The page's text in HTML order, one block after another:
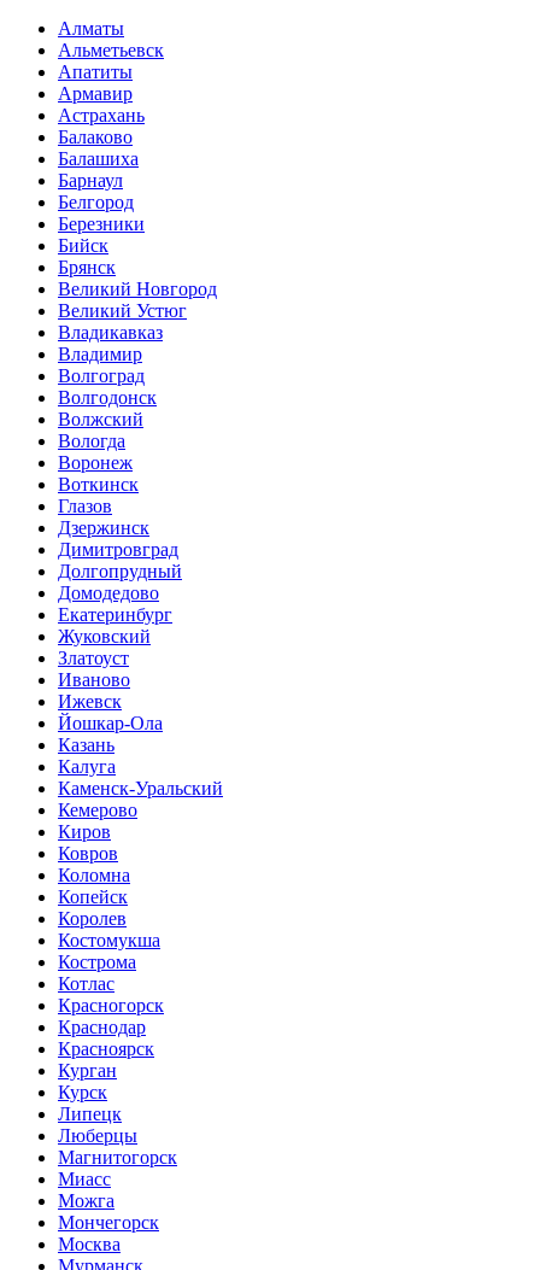
Алматы
Альметьевск
Апатиты
Армавир
Астрахань
Балаково
Балашиха
Барнаул
Белгород
Березники
Бийск
Брянск
Великий Новгород
Великий Устюг
Владикавказ
Владимир
Волгоград
Волгодонск
Волжский
Вологда
Воронеж
Воткинск
Глазов
Дзержинск
Димитровград
Долгопрудный
Домодедово
Екатеринбург
Жуковский
Златоуст
Иваново
Ижевск
Йошкар-Ола
Казань
Калуга
Каменск-Уральский
Кемерово
Киров
Ковров
Коломна
Копейск
Королев
Костомукша
Кострома
Котлас
Красногорск
Краснодар
Красноярск
Курган
Курск
Липецк
Люберцы
Магнитогорск
Миасс
Можга
Мончегорск
Москва